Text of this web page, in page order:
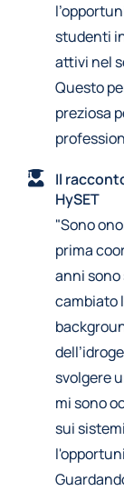
studenti
attivi nel
Questo
preziosa
Il
HySET
"Sono
prima
anni sono
cambiato
svolgere
mi sono
sui